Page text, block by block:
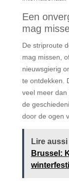
Een
mag
De striproute
mag missen,
nieuwsgierig
te ontdekken.
veel meer
de
door de ogen
Lire aussi
Brussel: